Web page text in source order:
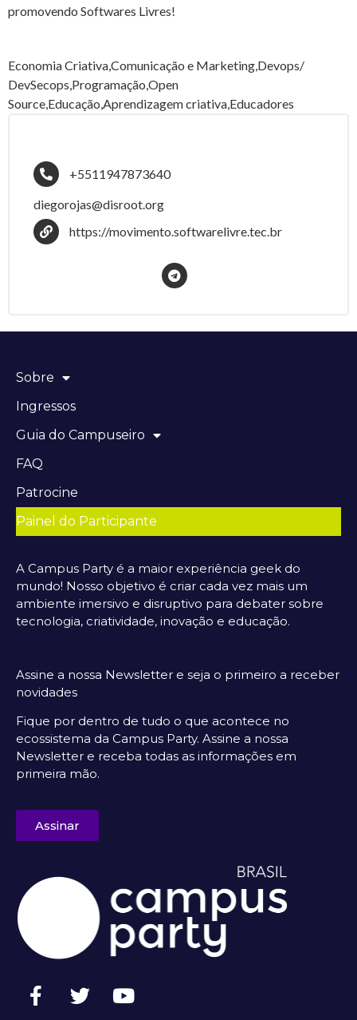
promovendo Softwares Livres!
Economia Criativa,Comunicação e Marketing,Devops/
DevSecops,Programação,Open
Source,Educação,Aprendizagem criativa,Educadores
+5511947873640
diegorojas@disroot.org
https://movimento.softwarelivre.tec.br
Sobre
Ingressos
Guia do Campuseiro
FAQ
Patrocine
Painel do Participante
A Campus Party é a maior experiência geek do
mundo! Nosso objetivo é criar cada vez mais um
ambiente imersivo e disruptivo para debater sobre
tecnologia, criatividade, inovação e educação.
Assine a nossa Newsletter e seja o primeiro a receber
novidades
Fique por dentro de tudo o que acontece no
ecossistema da Campus Party. Assine a nossa
Newsletter e receba todas as informações em
primeira mão.
Assinar